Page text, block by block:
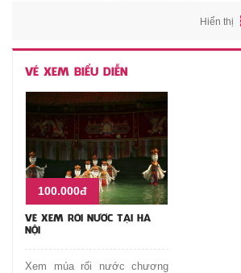
Hiển thị
VÉ XEM BIỂU DIỄN
100.000đ
VÉ XEM RỐI NƯỚC TẠI HÀ
NỘI
Xem múa rối nước chương